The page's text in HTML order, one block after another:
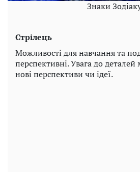
Знаки
Стрілець
Можливості для навчання та
перспективні. Увага до
нові перспективи чи ідеї.